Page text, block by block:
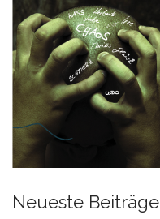
Neueste Beiträge